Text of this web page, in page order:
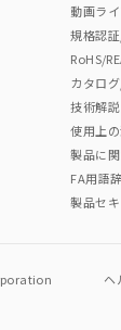
れた商品であ
業部門もしく
動画ラ
規格認
RoHS/
カタロ
技術解説
使用上
製品に
FA用語
製品セ
ヘ